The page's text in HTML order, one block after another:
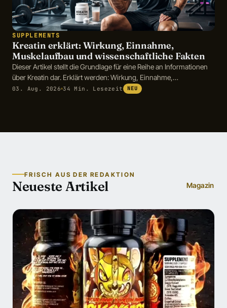
SUPPLEMENTS
Kreatin erklärt: Wirkung, Einnahme,
Muskelaufbau und wissenschaftliche Fakten
Dieser Artikel stellt die Grundlage für eine Reihe an Informationen
über Kreatin dar. Erklärt werden: Wirkung, Einnahme,
Muskelaufbau und wissenschaftliche Fakten
03. Aug. 2026 34 Min. Lesezeit NEU
FRISCH AUS DER REDAKTION
Neueste Artikel Magazin